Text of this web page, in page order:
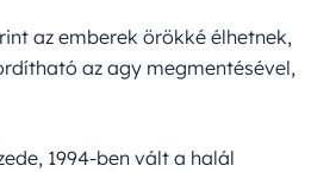
az emberek örökké élhetnek,
az agy megmentésével,
1994-ben vált a halál